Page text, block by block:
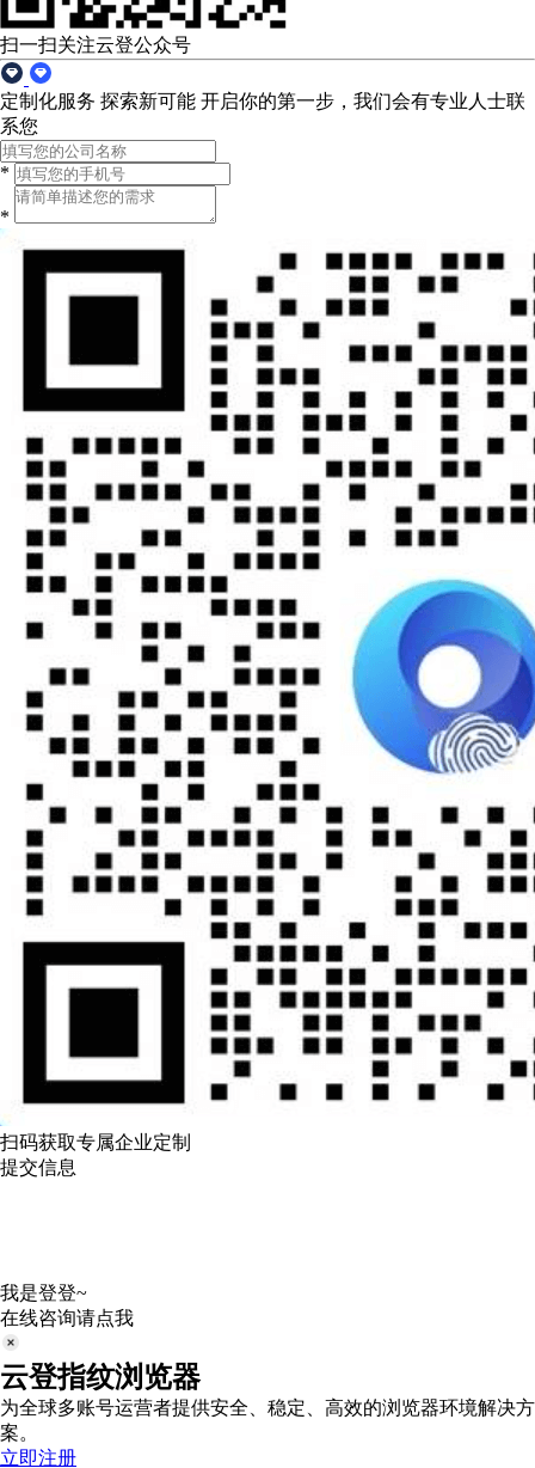
扫一扫关注云登公众号
定制化服务 探索新可能 开启你的第一步，我们会有专业人士联
系您
*
*
扫码获取专属企业定制
提交信息
我是登登~
在线咨询请点我
云登指纹浏览器
为全球多账号运营者提供安全、稳定、高效的浏览器环境解决方
案。
立即注册